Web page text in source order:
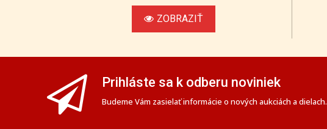
ZOBRAZIŤ
Prihláste sa k odberu noviniek
Budeme Vám zasielať informácie o nových aukciách a dielach.